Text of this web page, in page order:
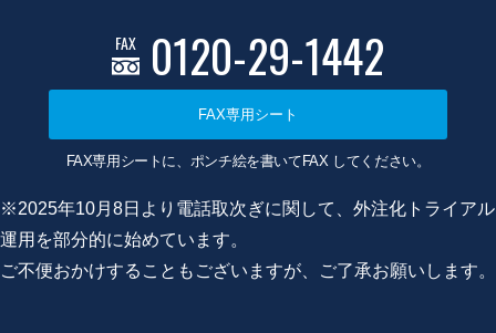
FAX 0120-29-1442
FAX専用シート
FAX専用シートに、ポンチ絵を書いてFAX してください。
※2025年10月8日より電話取次ぎに関して、外注化トライアル
運用を部分的に始めています。
ご不便おかけすることもございますが、ご了承お願いします。